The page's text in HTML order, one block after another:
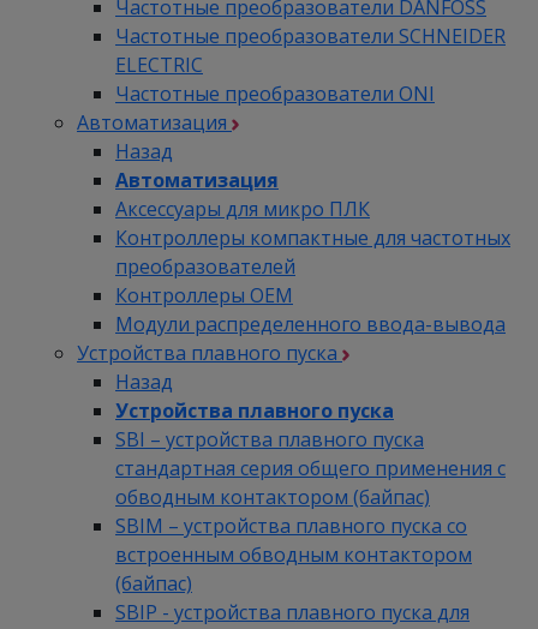
Частотные преобразователи DANFOSS
Частотные преобразователи SCHNEIDER
ELECTRIC
Частотные преобразователи ONI
Автоматизация
Назад
Автоматизация
Аксессуары для микро ПЛК
Контроллеры компактные для частотных
преобразователей
Контроллеры ОЕМ
Модули распределенного ввода-вывода
Устройства плавного пуска
Назад
Устройства плавного пуска
SBI – устройства плавного пуска
стандартная серия общего применения с
обводным контактором (байпас)
SBIM – устройства плавного пуска со
встроенным обводным контактором
(байпас)
SBIP - устройства плавного пуска для